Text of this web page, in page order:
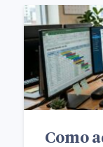
Como